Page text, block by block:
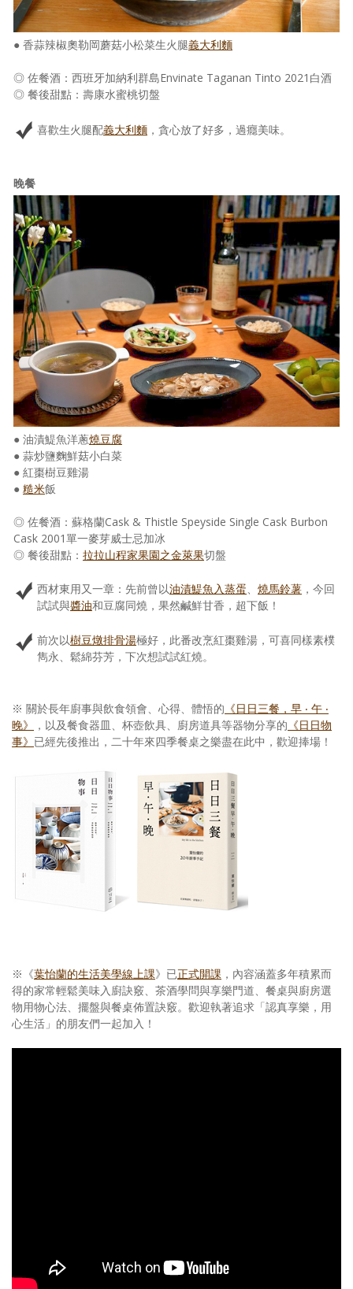
● 香蒜辣椒奧勒岡蘑菇小松菜生火腿義大利麵
◎ 佐餐酒：西班牙加納利群島Envinate Taganan Tinto 2021白酒
◎ 餐後甜點：壽康水蜜桃切盤
喜歡生火腿配義大利麵 ，貪心放了好多，過癮美味。
晚餐
● 油漬鯷魚洋蔥燒豆腐
● 蒜炒鹽麴鮮菇小白菜
● 紅棗樹豆雞湯
● 糙米飯
◎ 佐餐酒：蘇格蘭Cask & Thistle Speyside Single Cask Burbon
Cask 2001單一麥芽威士忌加冰
◎ 餐後甜點： 拉拉山程家果園之金萊果切盤
西材東用又一章：先前曾以油漬鯷魚入蒸蛋、 燒馬鈴薯 ，今回
試試與醬油和豆腐同燒，果然鹹鮮甘香，超下飯！
前次以樹豆燉排骨湯極好，此番改烹紅棗雞湯，可喜同樣素樸
雋永、鬆綿芬芳，下次想試試紅燒。
※ 關於長年廚事與飲食領會、心得、體悟的 《日日三餐，早 ‧ 午 ‧
晚》
，以及餐食器皿、杯壺飲具、廚房道具等器物分享的 《日日物
事》 已經先後推出，二十年來四季餐桌之樂盡在此中，歡迎捧場！
※《葉怡蘭的生活美學線上課》已正式開課 ，內容涵蓋多年積累而
得的家常輕鬆美味入廚訣竅、茶酒學問與享樂門道、餐桌與廚房選
物用物心法、擺盤與餐桌佈置訣竅。歡迎執著追求「認真享樂，用
心生活」的朋友們一起加入！